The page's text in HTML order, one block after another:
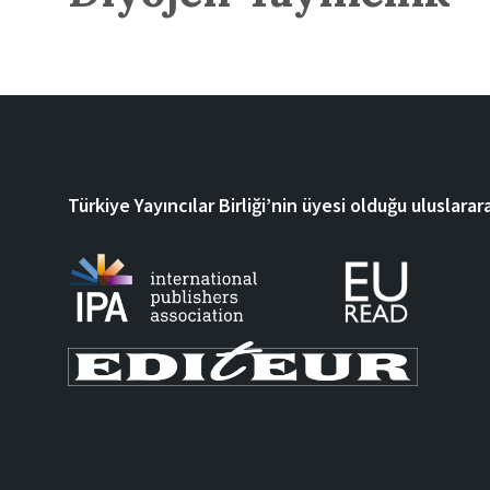
Türkiye Yayıncılar Birliği’nin üyesi olduğu